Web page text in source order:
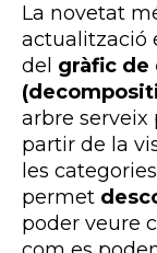
La novetat
actualització
del gràfic de
arbre serveix
partir de la
les
permet
poder veure